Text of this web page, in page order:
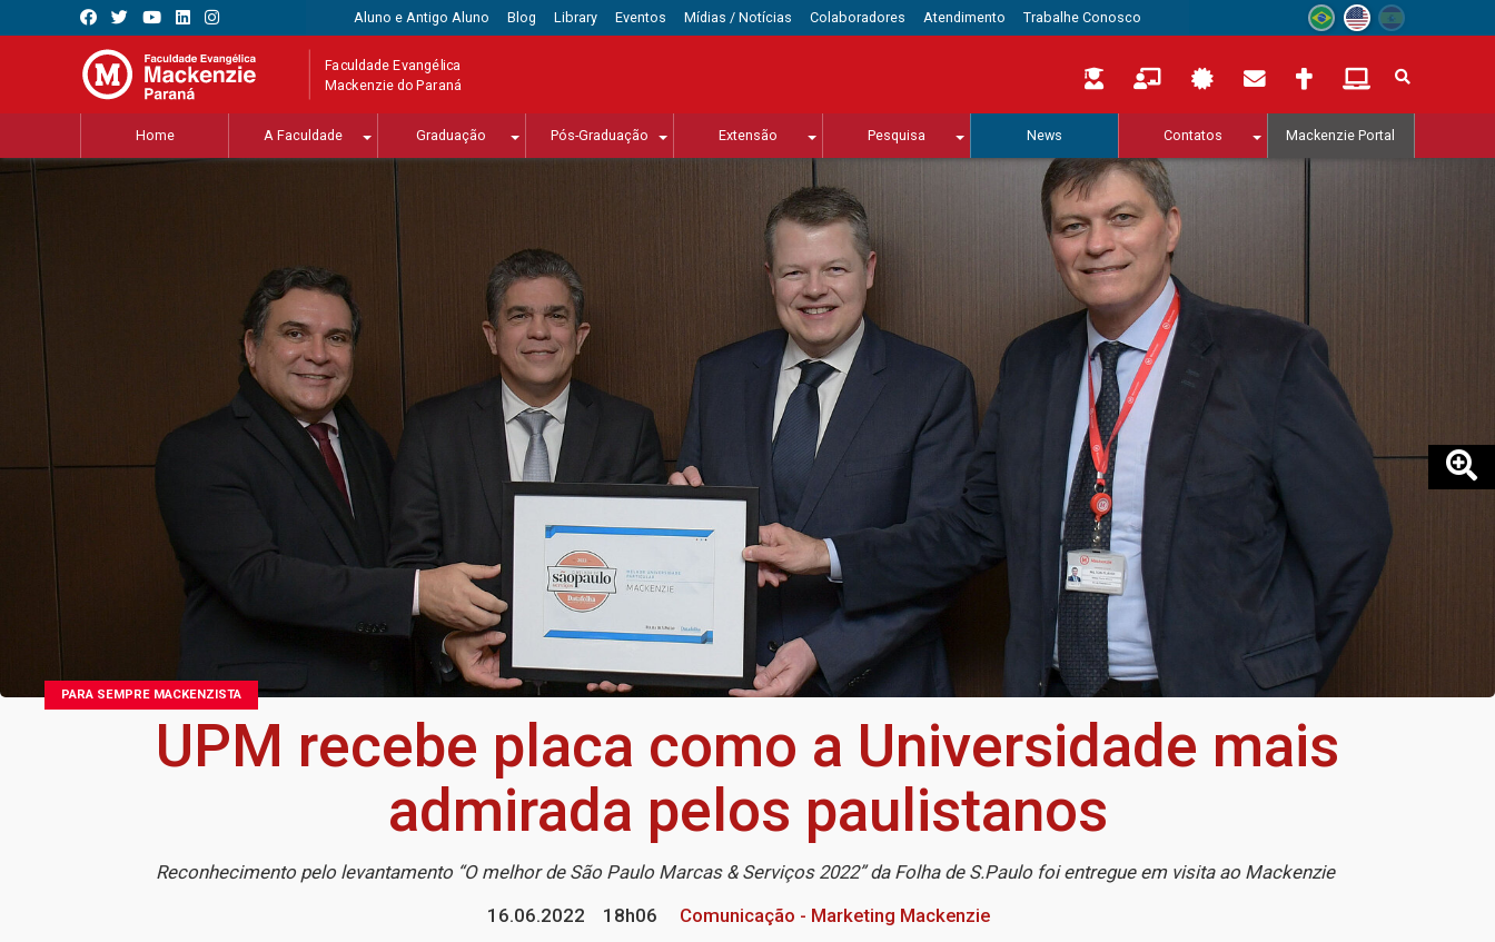
Aluno e Antigo Aluno Blog Library Eventos Mídias / Notícias Colaboradores Atendimento Trabalhe Conosco
Faculdade Evangélica
Mackenzie do Paraná
Home A Faculdade Graduação Pós-Graduação Extensão Pesquisa News Contatos Mackenzie Portal
PARA SEMPRE MACKENZISTA
UPM recebe placa como a Universidade mais
admirada pelos paulistanos
Reconhecimento pelo levantamento “O melhor de São Paulo Marcas & Serviços 2022” da Folha de S.Paulo foi entregue em visita ao Mackenzie
16.06.2022
18h06 Comunicação - Marketing Mackenzie